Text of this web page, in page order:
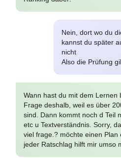
Nein, dort wo du
kannst du später
nicht
Also die Prüfung
Wann hast du mit dem Lernen
Frage deshalb, weil es über
sind. Dann kommt noch d Teil
etc u Textverständnis. Sorry,
viel frage.? möchte einen Plan
jeder Ratschlag hilft mir umso